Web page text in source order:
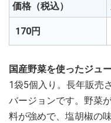
価格（税込）
170円
国産野菜を使ったジュ
1袋5個入り。長年販売
バージョンです。野菜
料が強めで、塩胡椒の